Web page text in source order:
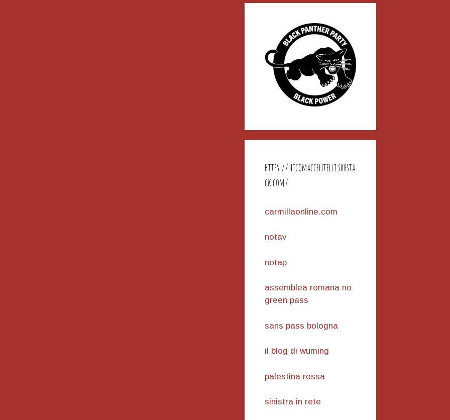
https://nicomaccentelli.substa
ck.com/
carmillaonline.com
notav
notap
assemblea romana no
green pass
sans pass bologna
il blog di wuming
palestina rossa
sinistra in rete